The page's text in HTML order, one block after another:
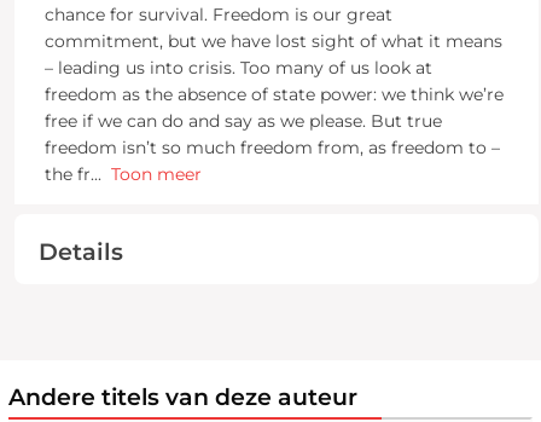
chance for survival. Freedom is our great
commitment, but we have lost sight of what it means
– leading us into crisis. Too many of us look at
freedom as the absence of state power: we think we’re
free if we can do and say as we please. But true
freedom isn’t so much freedom from, as freedom to –
the fr... Toon meer
Details
Andere titels van deze auteur